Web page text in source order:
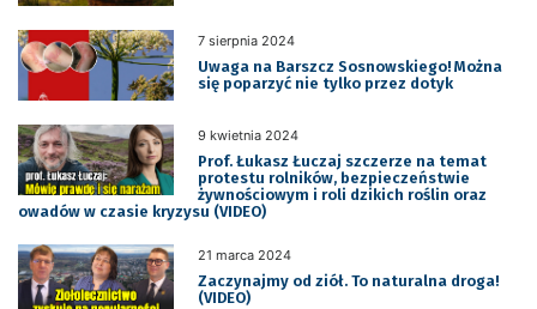
7 sierpnia 2024
Uwaga na Barszcz Sosnowskiego! Można
się poparzyć nie tylko przez dotyk
9 kwietnia 2024
Prof. Łukasz Łuczaj szczerze na temat
protestu rolników, bezpieczeństwie
żywnościowym i roli dzikich roślin oraz
owadów w czasie kryzysu (VIDEO)
21 marca 2024
Zaczynajmy od ziół. To naturalna droga!
(VIDEO)